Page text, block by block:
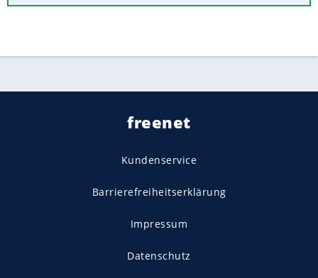
freenet
Kundenservice
Barrierefreiheitserklärung
Impressum
Datenschutz